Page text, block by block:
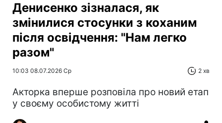
Денисенко зізналася, як
змінилися стосунки з коханим
після освідчення: "Нам легко
разом"
10:03 08.07.2026 Ср 2 хв
Акторка вперше розповіла про новий етап
у своєму особистому житті